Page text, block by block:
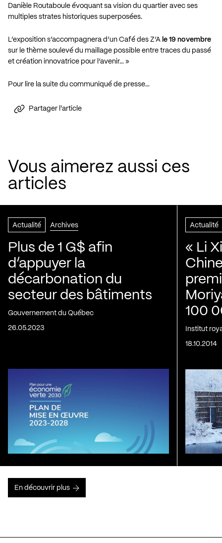
Danièle Routaboule évoquant sa vision du quartier avec ses
multiples strates historiques superposées.
L’exposition s’accompagnera d’un Café des Z’A le 19 novembre
sur le thème soulevé du maillage possible entre traces du passé
et création innovatrice pour l’avenir… »
Pour lire la suite du communiqué de presse…
Partager l'article
Vous aimerez aussi ces
articles
Actualité Archives
Plus de 1 G$ afin
d’appuyer la
décarbonation du
secteur des bâtiments
Gouvernement du Québec
26.05.2023
Actualité
« Li
100
Institut
18.10.2014
En découvrir plus